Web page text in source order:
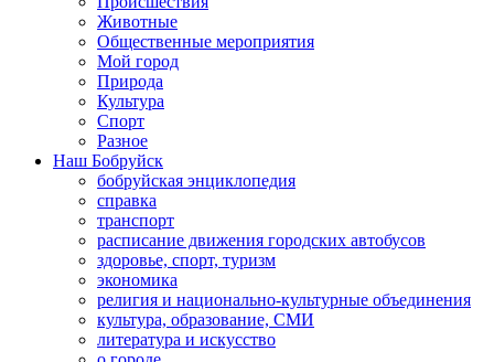
Животные
Общественные мероприятия
Мой город
Природа
Культура
Спорт
Разное
Наш Бобруйск
бобруйская энциклопедия
справка
транспорт
расписание движения городских автобусов
здоровье, спорт, туризм
экономика
религия и национально-культурные объединения
культура, образование, СМИ
литература и искусство